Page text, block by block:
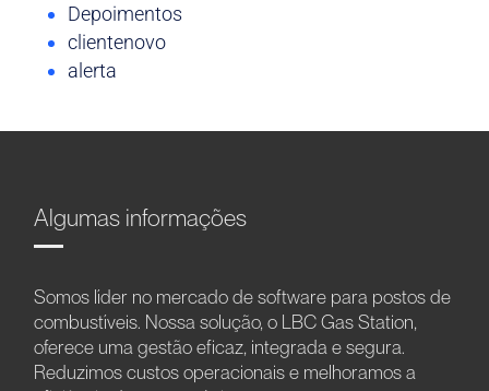
Depoimentos
clientenovo
alerta
Algumas informações
Somos líder no mercado de software para postos de
combustíveis. Nossa solução, o LBC Gas Station,
oferece uma gestão eficaz, integrada e segura.
Reduzimos custos operacionais e melhoramos a